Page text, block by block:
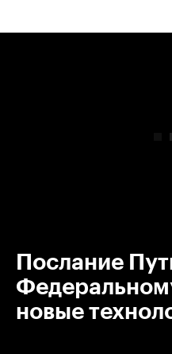
Послание
новые